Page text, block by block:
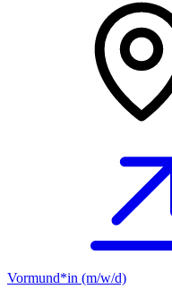
Vormund*in (m/w/d)